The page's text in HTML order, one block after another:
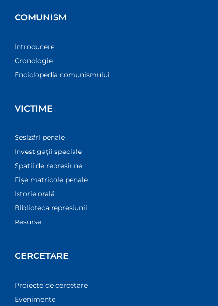
COMUNISM
Introducere
Cronologie
Enciclopedia comunismului
VICTIME
Sesizări penale
Investigații speciale
Spații de represiune
Fișe matricole penale
Istorie orală
Biblioteca represiunii
Resurse
CERCETARE
Proiecte de cercetare
Evenimente